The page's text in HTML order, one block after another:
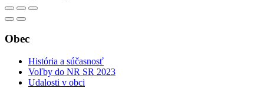
Obec
História a súčasnosť
Voľby do NR SR 2023
Udalosti v obci